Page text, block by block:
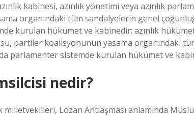
kabinesi, azınlık yönetimi veya azınlık
organındaki tüm sandalyelerin genel
kurulan hükümet ve kabinedir; azınlık
partiler koalisyonunun yasama organındaki
parlamenter sistemde kurulan hükümet ve
nedir?
milletvekilleri, Lozan Antlaşması anlamında